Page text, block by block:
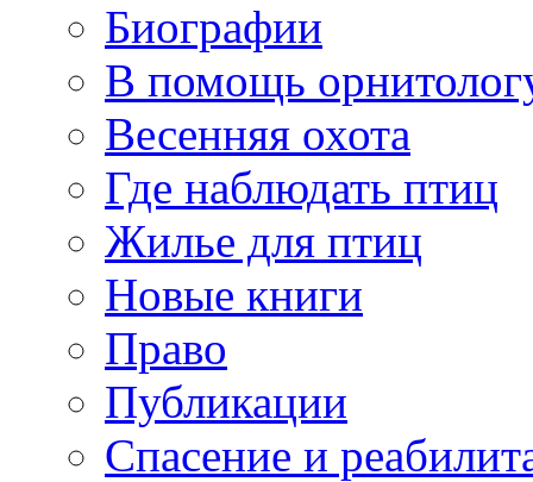
Биографии
В помощь
Весенняя охота
Где наблюдать птиц
Жилье для птиц
Новые книги
Право
Публикации
Спасение и